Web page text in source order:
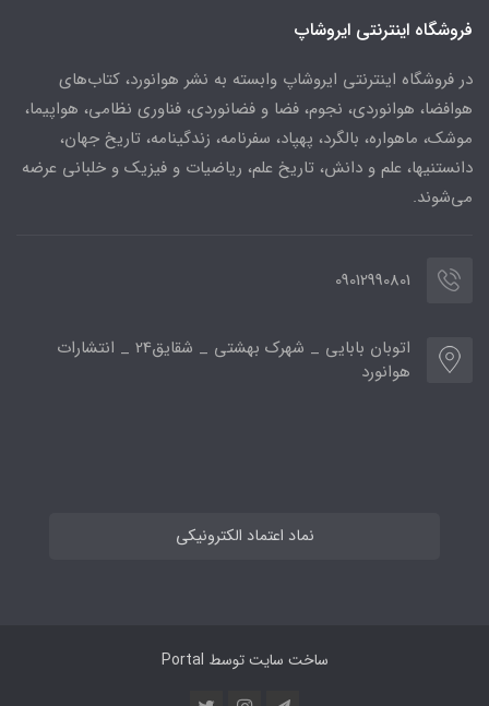
فروشگاه اینترنتی ایروشاپ
در فروشگاه اینترنتی ایروشاپ وابسته به نشر هوانورد، کتاب‌های
هوافضا، هوانوردی، نجوم، فضا و فضانوردی، فناوری نظامی، هواپیما،
موشک، ماهواره، بالگرد، پهپاد، سفرنامه، زندگینامه، تاریخ جهان،
دانستنیها، علم و دانش، تاریخ علم، ریاضیات و فیزیک و خلبانی عرضه
می‌شوند.
09012990801
اتوبان بابایی _ شهرک بهشتی _ شقایق24 _ انتشارات
هوانورد
نماد اعتماد الکترونیکی
ساخت سایت توسط Portal